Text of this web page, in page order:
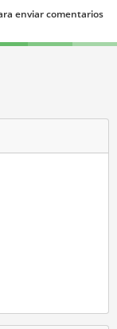
enviar comentarios